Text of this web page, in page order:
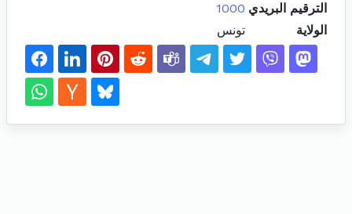
الترقيم البريدي 1000
الولاية
تونس